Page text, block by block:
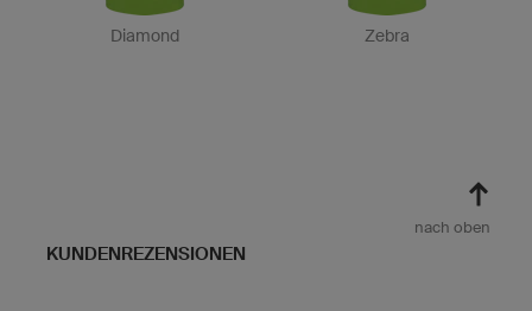
Diamond Zebra
nach oben
KUNDENREZENSIONEN